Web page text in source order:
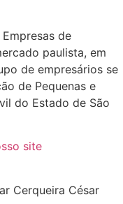
de
paulista, em
de empresários se
de Pequenas e
do Estado de São
site
Cerqueira César